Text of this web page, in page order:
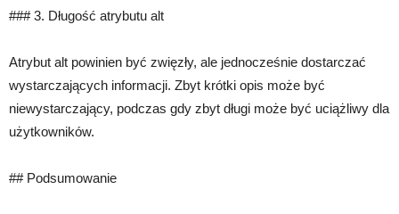
### 3. Długość atrybutu alt
Atrybut alt powinien być zwięzły, ale jednocześnie dostarczać
wystarczających informacji. Zbyt krótki opis może być
niewystarczający, podczas gdy zbyt długi może być uciążliwy dla
użytkowników.
## Podsumowanie